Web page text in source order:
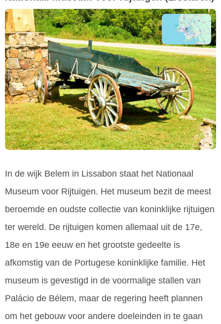
In de wijk Belem in Lissabon staat het Nationaal
Museum voor Rijtuigen. Het museum bezit de meest
beroemde en oudste collectie van koninklijke rijtuigen
ter wereld. De rijtuigen komen allemaal uit de 17e,
18e en 19e eeuw en het grootste gedeelte is
afkomstig van de Portugese koninklijke familie. Het
museum is gevestigd in de voormalige stallen van
Palácio de Bélem, maar de regering heeft plannen
om het gebouw voor andere doeleinden in te gaan